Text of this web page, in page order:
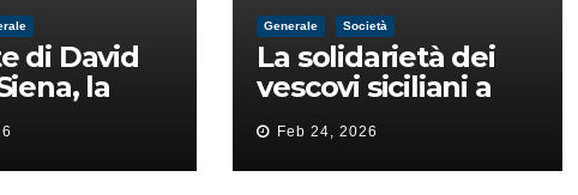
di David
la
la
Generale Società
La solidarietà dei
vescovi siciliani a
Lorefice: «Ha difeso
il valore e la dignità
dell’umanità»
Feb 24, 2026